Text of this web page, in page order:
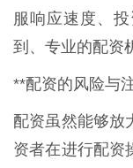
服响应速度、
到、专业的配资
**配资的风险与
配资虽然能够放
资者在进行配资